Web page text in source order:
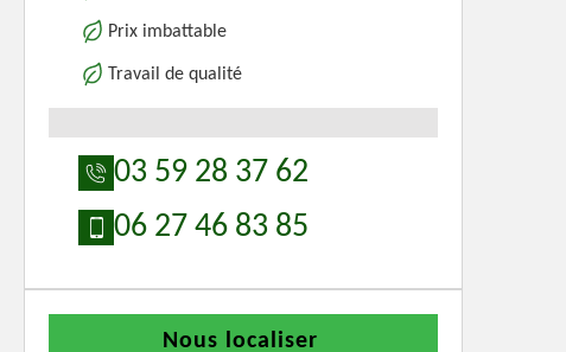
Prix imbattable
Travail de qualité
03 59 28 37 62
06 27 46 83 85
Nous localiser